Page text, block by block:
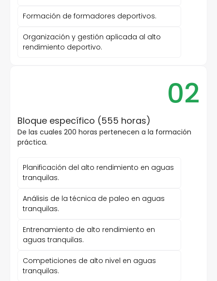
Formación de formadores deportivos.
Organización y gestión aplicada al alto
rendimiento deportivo.
02
Bloque específico (555 horas)
De las cuales 200 horas pertenecen a la formación
práctica.
Planificación del alto rendimiento en aguas
tranquilas.
Análisis de la técnica de paleo en aguas
tranquilas.
Entrenamiento de alto rendimiento en
aguas tranquilas.
Competiciones de alto nivel en aguas
tranquilas.